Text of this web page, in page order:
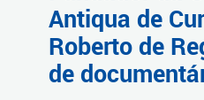
Antiqua de
Roberto de
de